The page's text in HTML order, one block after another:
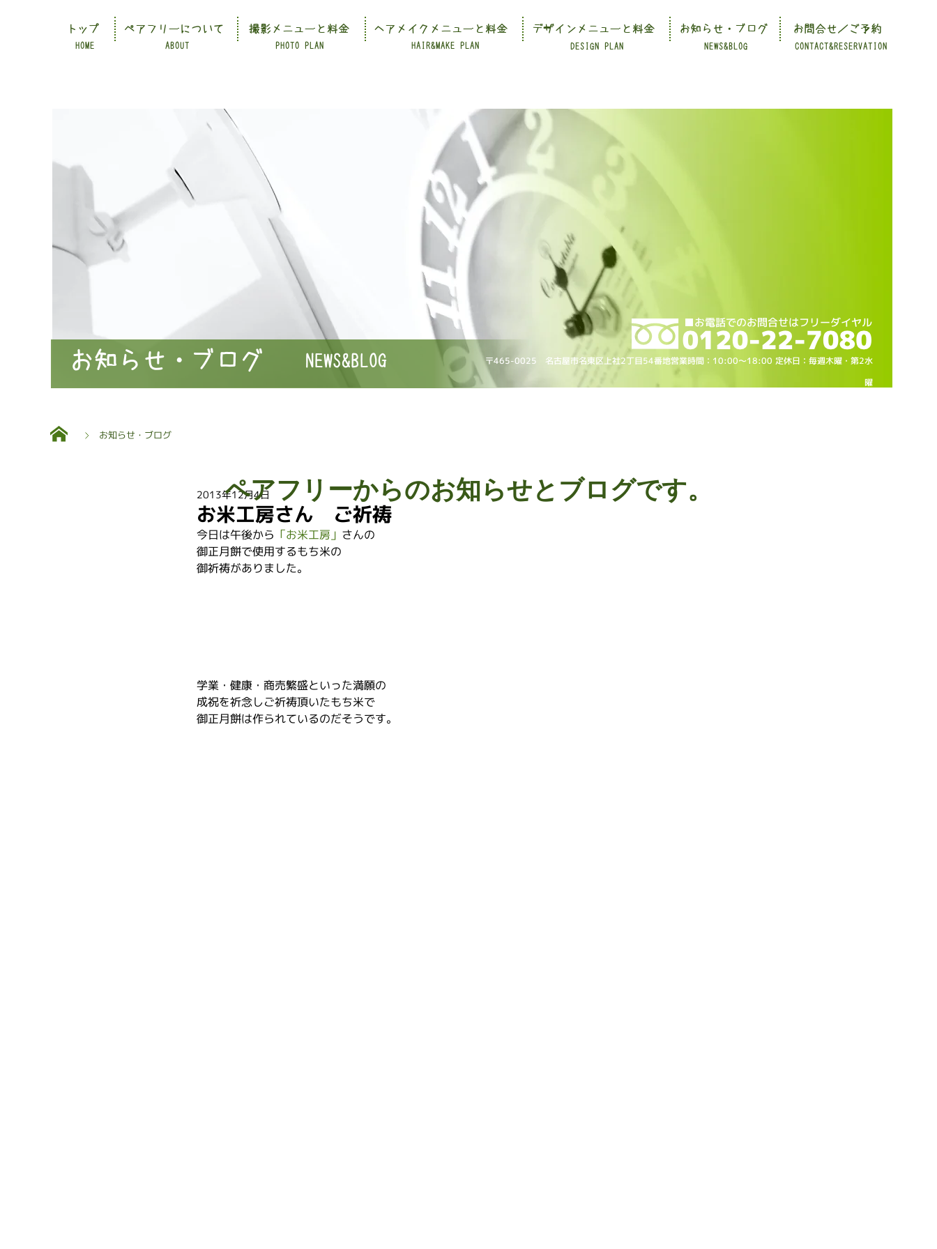
CONTACT&RESERVATION
HOME ABOUT PHOTO PLAN HAIR&MAKE PLAN DESIGN PLAN NEWS&BLOG
トップ ペアフリーについて 撮影メニューと料金 ヘアメイクメニューと料金 デザインメニューと料金 お知らせ・ブログ お問合せ／ご予約
〒465-0025 名古屋市名東区上社2丁目54番地営業時間：10:00～18:00 定休日：毎週木曜・第2水
曜
NEWS&BLOG
お知らせ・ブログ
お知らせ・ブログ
お米工房さん ご祈祷
2013年12月4日
今日は午後から 「お米工房」 さんの
御正月餅で使用するもち米の
御祈祷がありました。
学業・健康・商売繁盛といった満願の
成祝を祈念しご祈祷頂いたもち米で
御正月餅は作られているのだそうです。
ペアフリーからのお知らせとブログです。